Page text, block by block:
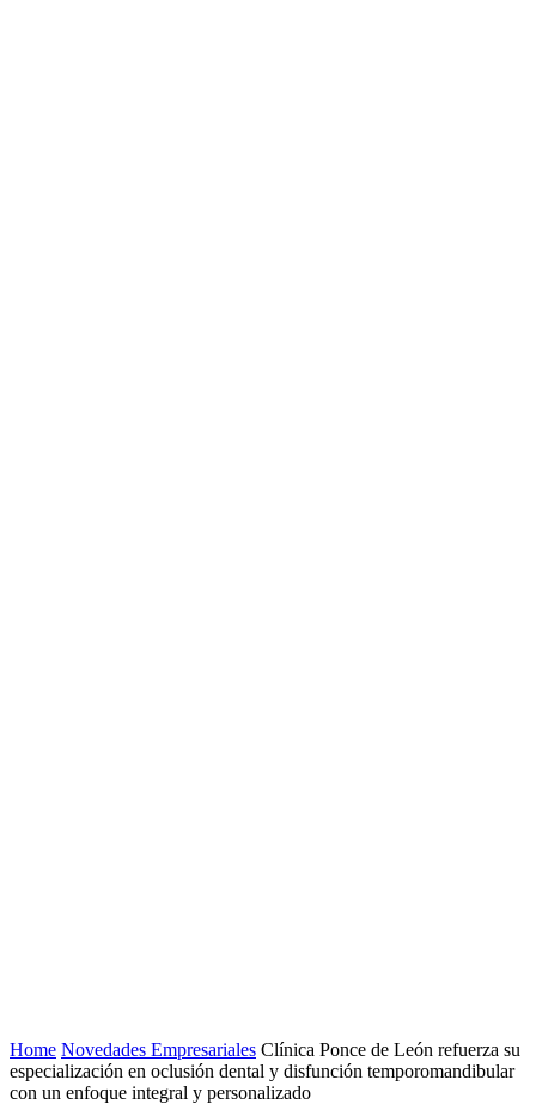
Home Novedades Empresariales Clínica Ponce de León refuerza su
especialización en oclusión dental y disfunción temporomandibular
con un enfoque integral y personalizado